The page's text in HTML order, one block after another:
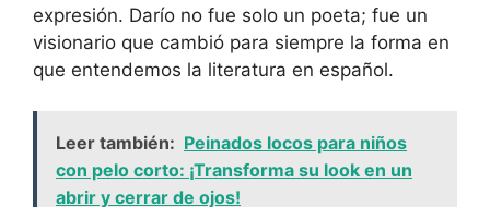
expresión. Darío no fue solo un poeta; fue un
visionario que cambió para siempre la forma en
que entendemos la literatura en español.
Leer también: Peinados locos para niños
con pelo corto: ¡Transforma su look en un
abrir y cerrar de ojos!